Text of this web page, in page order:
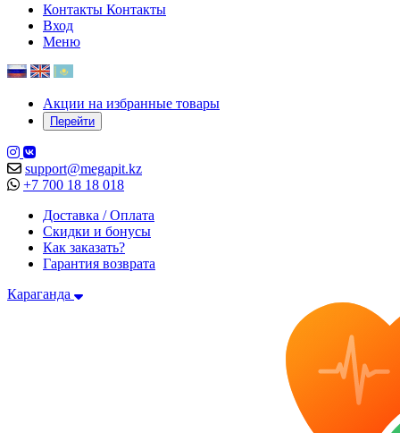
Контакты Контакты
Вход
Меню
Акции на избранные товары
Перейти
support@megapit.kz
+7 700 18 18 018
Доставка / Оплата
Скидки и бонусы
Как заказать?
Гарантия возврата
Караганда